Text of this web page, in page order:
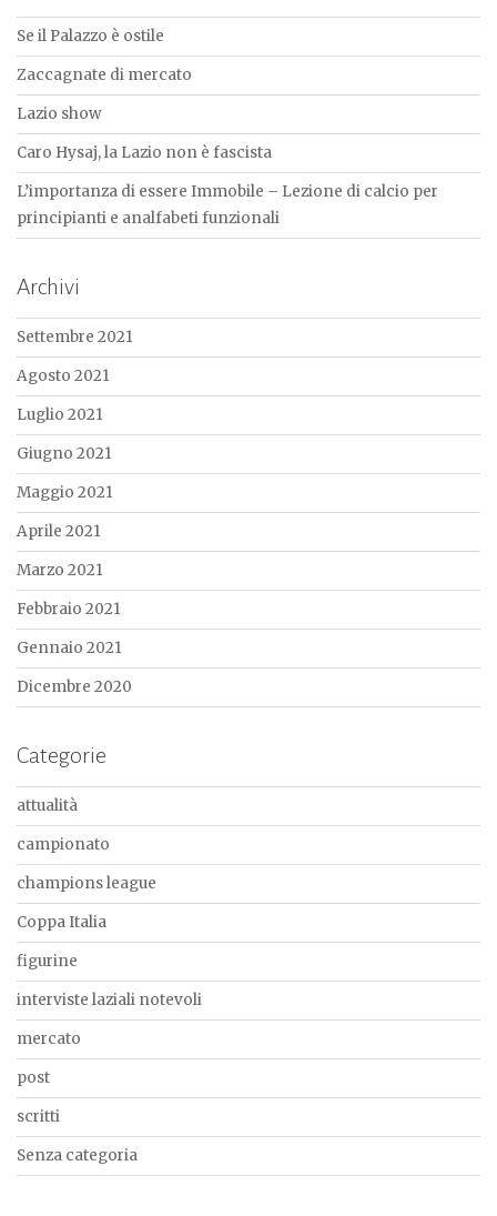
Se il Palazzo è ostile
Zaccagnate di mercato
Lazio show
Caro Hysaj, la Lazio non è fascista
L’importanza di essere Immobile – Lezione di calcio per
principianti e analfabeti funzionali
Archivi
Settembre 2021
Agosto 2021
Luglio 2021
Giugno 2021
Maggio 2021
Aprile 2021
Marzo 2021
Febbraio 2021
Gennaio 2021
Dicembre 2020
Categorie
attualità
campionato
champions league
Coppa Italia
figurine
interviste laziali notevoli
mercato
post
scritti
Senza categoria